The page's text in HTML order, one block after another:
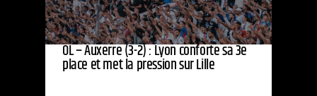
OL – Auxerre (3-2) : Lyon conforte sa 3e
place et met la pression sur Lille